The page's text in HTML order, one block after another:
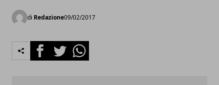
di Redazione09/02/2017
FacebookTwitterWhatsapp